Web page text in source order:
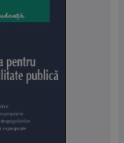
valabila a actului
conceptul de
aplicabil
cu nulitatea, ii
pentru prezentarea
civil a avut in